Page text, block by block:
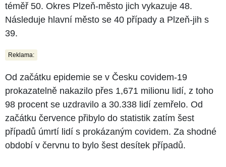
téměř 50. Okres Plzeň-město jich vykazuje 48.
Následuje hlavní město se 40 případy a Plzeň-jih s
39.
Reklama:
Od začátku epidemie se v Česku covidem-19
prokazatelně nakazilo přes 1,671 milionu lidí, z toho
98 procent se uzdravilo a 30.338 lidí zemřelo. Od
začátku července přibylo do statistik zatím šest
případů úmrtí lidí s prokázaným covidem. Za shodné
období v červnu to bylo šest desítek případů.